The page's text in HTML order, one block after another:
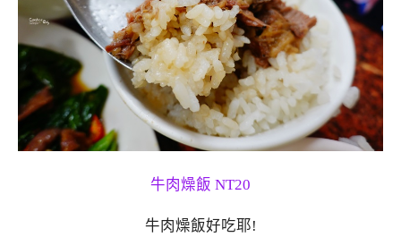
牛肉燥飯 NT20
牛肉燥飯好吃耶!